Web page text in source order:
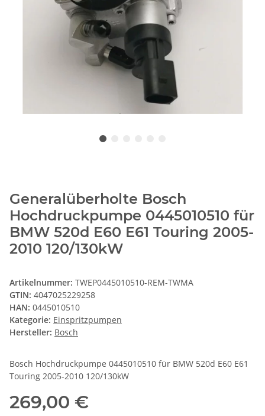
Generalüberholte Bosch
Hochdruckpumpe 0445010510 für
BMW 520d E60 E61 Touring 2005-
2010 120/130kW
Artikelnummer: TWEP0445010510-REM-TWMA
GTIN: 4047025229258
HAN: 0445010510
Kategorie: Einspritzpumpen
Hersteller: Bosch
Bosch Hochdruckpumpe 0445010510 für BMW 520d E60 E61
Touring 2005-2010 120/130kW
269,00 €